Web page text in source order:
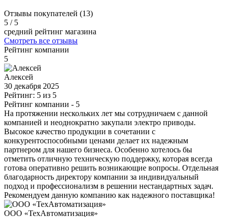
Отзывы покупателей (13)
5 / 5
средний рейтинг магазина
Смотреть все отзывы
Рейтинг компании
5
Алексей
30 декабря 2025
Рейтинг: 5 из 5
Рейтинг компании - 5
На протяжении нескольких лет мы сотрудничаем с данной
компанией и неоднократно закупали электро приводы.
Высокое качество продукции в сочетании с
конкурентоспособными ценами делает их надежным
партнером для нашего бизнеса. Особенно хотелось бы
отметить отличную техническую поддержку, которая всегда
готова оперативно решить возникающие вопросы. Отдельная
благодарность директору компании за индивидуальный
подход и профессионализм в решении нестандартных задач.
Рекомендуем данную компанию как надежного поставщика!
ООО «ТехАвтоматизация»